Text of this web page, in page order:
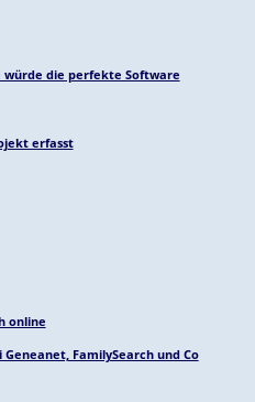
die perfekte Software
erfasst
online
FamilySearch und Co